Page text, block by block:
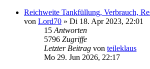
Reichweite Tankfüllung, Verbrauch,
von Lord70 » Di 18. Apr 2023, 22:01
15 Antworten
5796 Zugriffe
Letzter Beitrag von teileklaus
Mo 29. Jun 2026, 22:17